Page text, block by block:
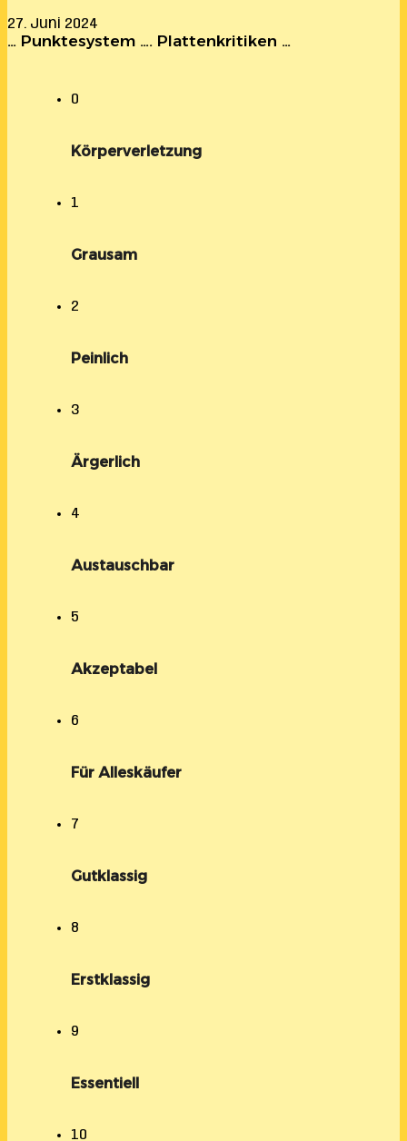
27. Juni 2024
… Punktesystem …. Plattenkritiken …
0
Körperverletzung
1
Grausam
2
Peinlich
3
Ärgerlich
4
Austauschbar
5
Akzeptabel
6
Für Alleskäufer
7
Gutklassig
8
Erstklassig
9
Essentiell
10